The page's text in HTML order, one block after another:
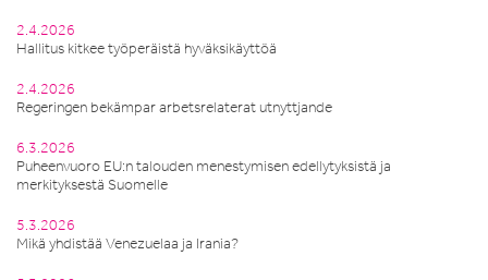
2.4.2026
Hallitus kitkee työperäistä hyväksikäyttöä
2.4.2026
Regeringen bekämpar arbetsrelaterat utnyttjande
6.3.2026
Puheenvuoro EU:n talouden menestymisen edellytyksistä ja
merkityksestä Suomelle
5.3.2026
Mikä yhdistää Venezuelaa ja Irania?